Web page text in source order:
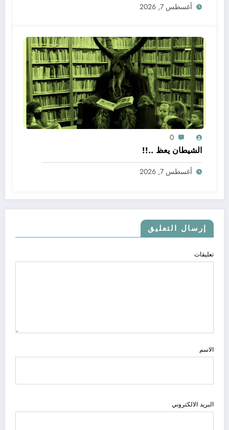
أغسطس 7, 2026
0
الشيطان يعظ ..!!
أغسطس 7, 2026
إرسال التعليق
تعليقات
الاسم
البريد الالكتروني